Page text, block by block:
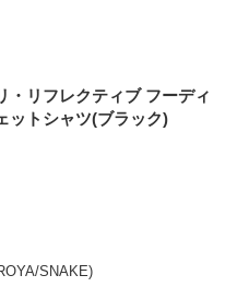
・リフレクティブ フーディ
ットシャツ(ブラック)
SNAKE)